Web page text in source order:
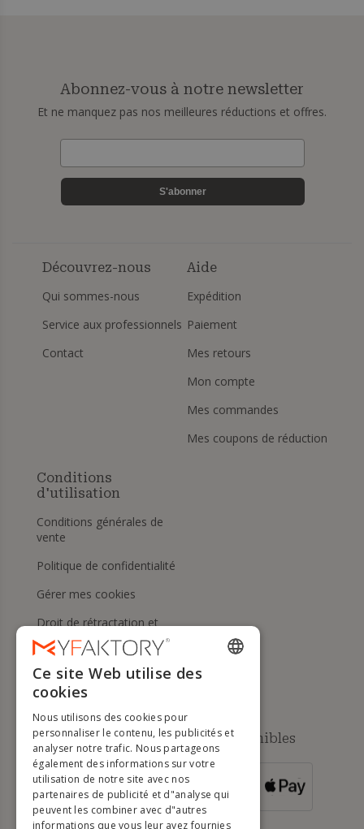
Abonnez-vous à notre newsletter
Et ne manquez pas nos meilleures réductions et offres.
S'abonner
Découvrez-nous
Qui sommes-nous
Service aux professionnels
Contact
Aide
Expédition
Paiement
Mes retours
Mon compte
Mes commandes
Mes coupons de réduction
Conditions
d'utilisation
Conditions générales de
vente
Politique de confidentialité
Gérer mes cookies
Droit de rétractation et
retours
Aide
Méthodes de paiement disponibles
POUR LES
COMMANDES
SUPÉRIEURES À
ENGLISH
DUTCH
GERMAN
PORTUGUESE
Ce site Web utilise des
cookies
Nous utilisons des cookies pour
personnaliser le contenu, les publicités et
analyser notre trafic. Nous partageons
également des informations sur votre
utilisation de notre site avec nos
partenaires de publicité et d"analyse qui
peuvent les combiner avec d"autres
informations que vous leur avez fournies